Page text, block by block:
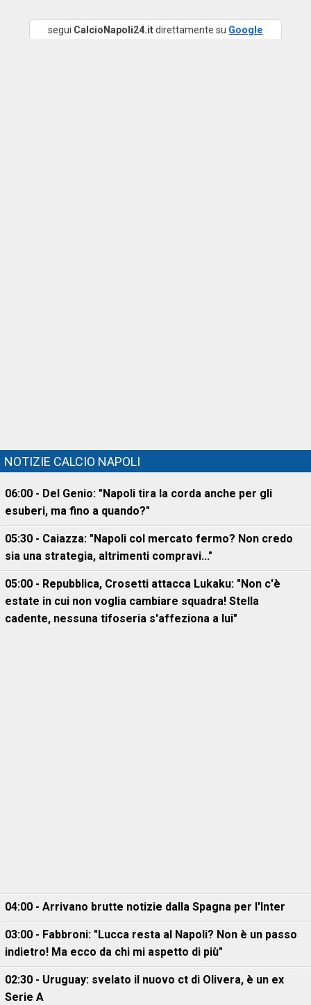
segui CalcioNapoli24.itdirettamente su Google
NOTIZIE CALCIO NAPOLI
06:00 - Del Genio: "Napoli tira la corda anche per gli
esuberi, ma fino a quando?"
05:30 - Caiazza: "Napoli col mercato fermo? Non credo
sia una strategia, altrimenti compravi..."
05:00 - Repubblica, Crosetti attacca Lukaku: "Non c'è
estate in cui non voglia cambiare squadra! Stella
cadente, nessuna tifoseria s'affeziona a lui"
04:00 - Arrivano brutte notizie dalla Spagna per l'Inter
03:00 - Fabbroni: "Lucca resta al Napoli? Non è un passo
indietro! Ma ecco da chi mi aspetto di più"
02:30 - Uruguay: svelato il nuovo ct di Olivera, è un ex
Serie A